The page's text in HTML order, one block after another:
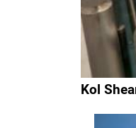
Kol